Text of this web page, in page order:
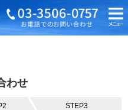
わせ
STEP3